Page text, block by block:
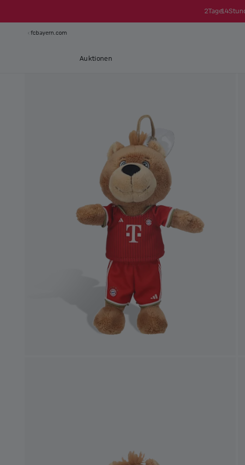
2Tage14
fcbayern.com
Auktionen